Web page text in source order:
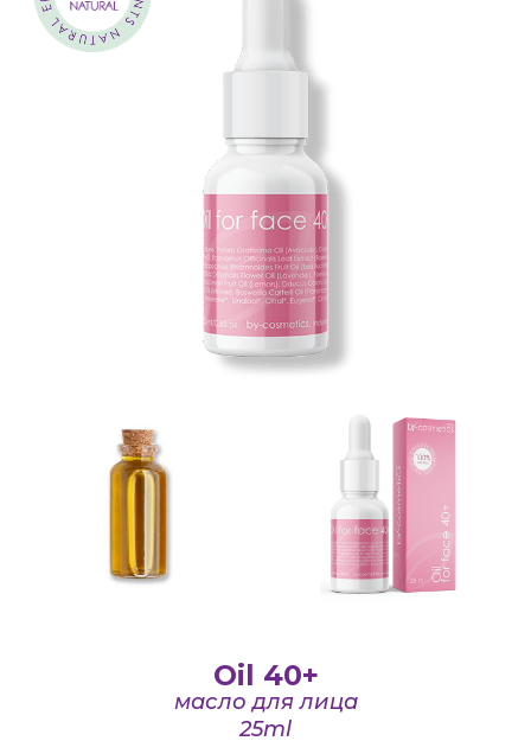
Oil 40+
масло для лица
25ml